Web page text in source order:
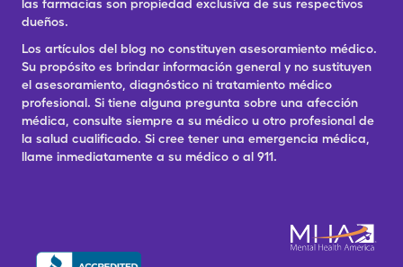
las farmacias son propiedad exclusiva de sus respectivos
dueños.
Los artículos del blog no constituyen asesoramiento médico.
Su propósito es brindar información general y no sustituyen
el asesoramiento, diagnóstico ni tratamiento médico
profesional. Si tiene alguna pregunta sobre una afección
médica, consulte siempre a su médico u otro profesional de
la salud cualificado. Si cree tener una emergencia médica,
llame inmediatamente a su médico o al 911.